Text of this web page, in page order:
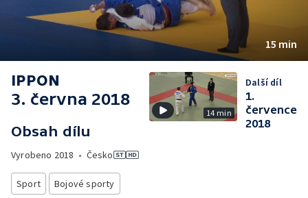
15 min
IPPON
3. června 2018
Obsah dílu
Vyrobeno 2018 • Česko
Sport Bojové sporty
14 min
Další díl
1.
července
2018